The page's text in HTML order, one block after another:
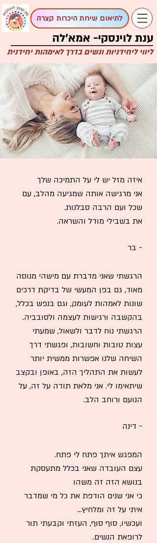
ענת לוינסקי- אמא'לה
ליווי ליחידניות ונשים בדרך לאימהות יחידנית
לתיאום שיחת היכרות קצרה
איזה מזל יש לי על התמיכה שלך
אני מרגישה אותה שמגיעה מהלב, עם
שכל ועם הרבה סבלנות.
את בשבילי מודל והשראה.
- בר
הרגשתי שאני מדברת עם מישהי מנוסה
מאוד, גם בפן המעשי של בדיקת דרכים
שונות לאמהות לעומק, וגם בנפש בכלל,
בהקשבה ורגישות לעצמה ולסובביה.
הרגשתי נוח לדבר ולשאול, שמעתי
עצות טובות וחשובות, ופגשתי דרך
השיחה שלנו אפשרות ממשית יותר
לעשות את התהליך הזה, באופן ובקצב
שיתאימו לי. אני מלאת תודה על זה, על
הנועם ורוחב הלב.
- דינה
המפגש איתך פתח לי פתח.
עצם העובדה שאני בכלל מתעסקת
בנושא הזה זה משהו
כי אני שנים הודפת את כל מי שמדבר
איתי על זה ומלחיץ...
ועכשיו, סוף סוף, העזתי וקבעתי תור
לרופאת הנשים.